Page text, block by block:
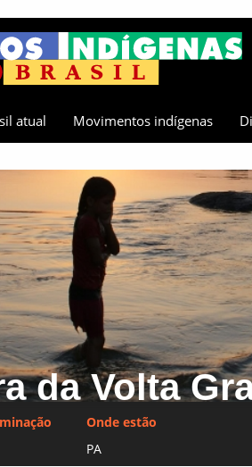
atual Movimentos indígenas
da Volta
Onde estão
PA